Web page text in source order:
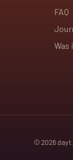
FAQ
Was
©2026